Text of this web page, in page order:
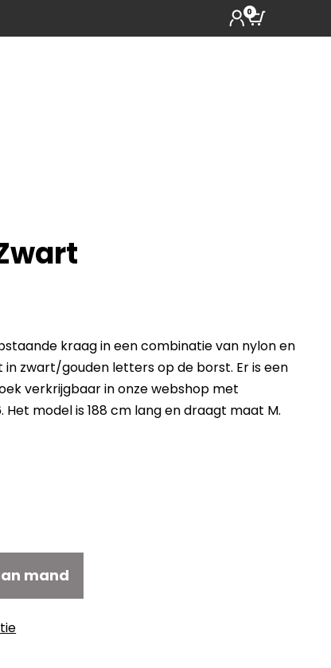
0
kraag in een combinatie van nylon en
in zwart/gouden letters op de borst. Er is een
verkrijgbaar in onze webshop met
Het model is 188 cm lang en draagt maat M.
mand